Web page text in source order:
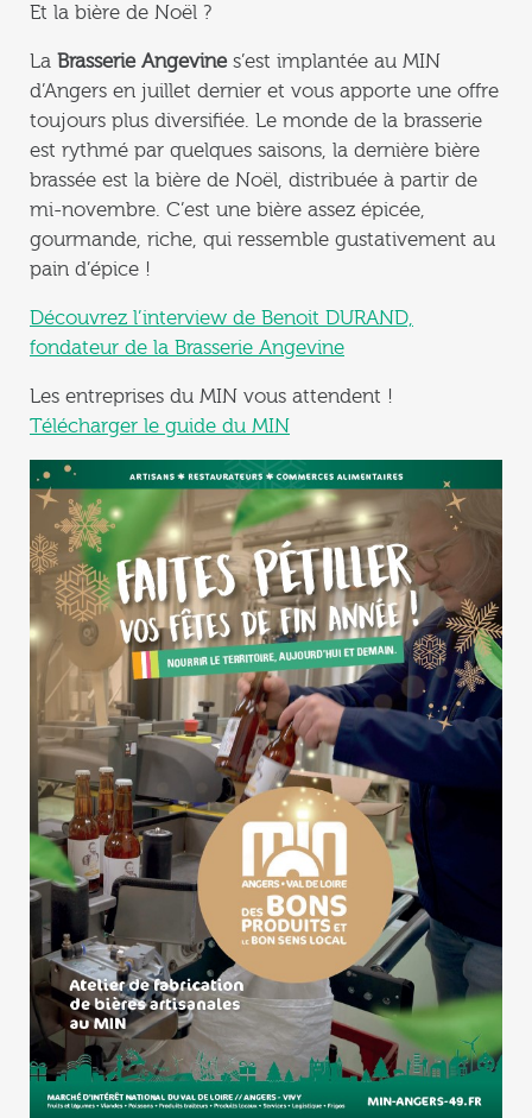
Et la bière de Noël ?
La Brasserie Angevines’est implantée au MIN
d’Angers en juillet dernier et vous apporte une offre
toujours plus diversifiée. Le monde de la brasserie
est rythmé par quelques saisons, la dernière bière
brassée est la bière de Noël, distribuée à partir de
mi-novembre. C’est une bière assez épicée,
gourmande, riche, qui ressemble gustativement au
pain d’épice !
Découvrez l’interview de Benoit DURAND,
fondateur de la Brasserie Angevine
Les entreprises du MIN vous attendent !
Télécharger le guide du MIN